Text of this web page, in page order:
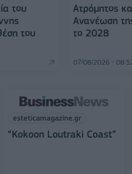
του
του
Ατρόμητος
Ανανέωση
το 2028
07/08/2026 -
esteticamagazine.gr
“Kokoon Loutraki Coast”